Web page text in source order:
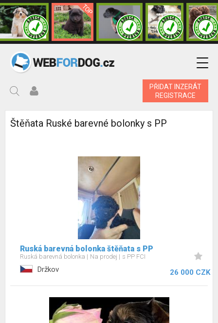
PŘIDAT INZERÁT
REGISTRACE
Štěňata Ruské barevné bolonky s PP
Ruská barevná bolonka štěňata s PP
Ruská barevná bolonka Na prodej s PP FCI
Držkov 26 000 CZK